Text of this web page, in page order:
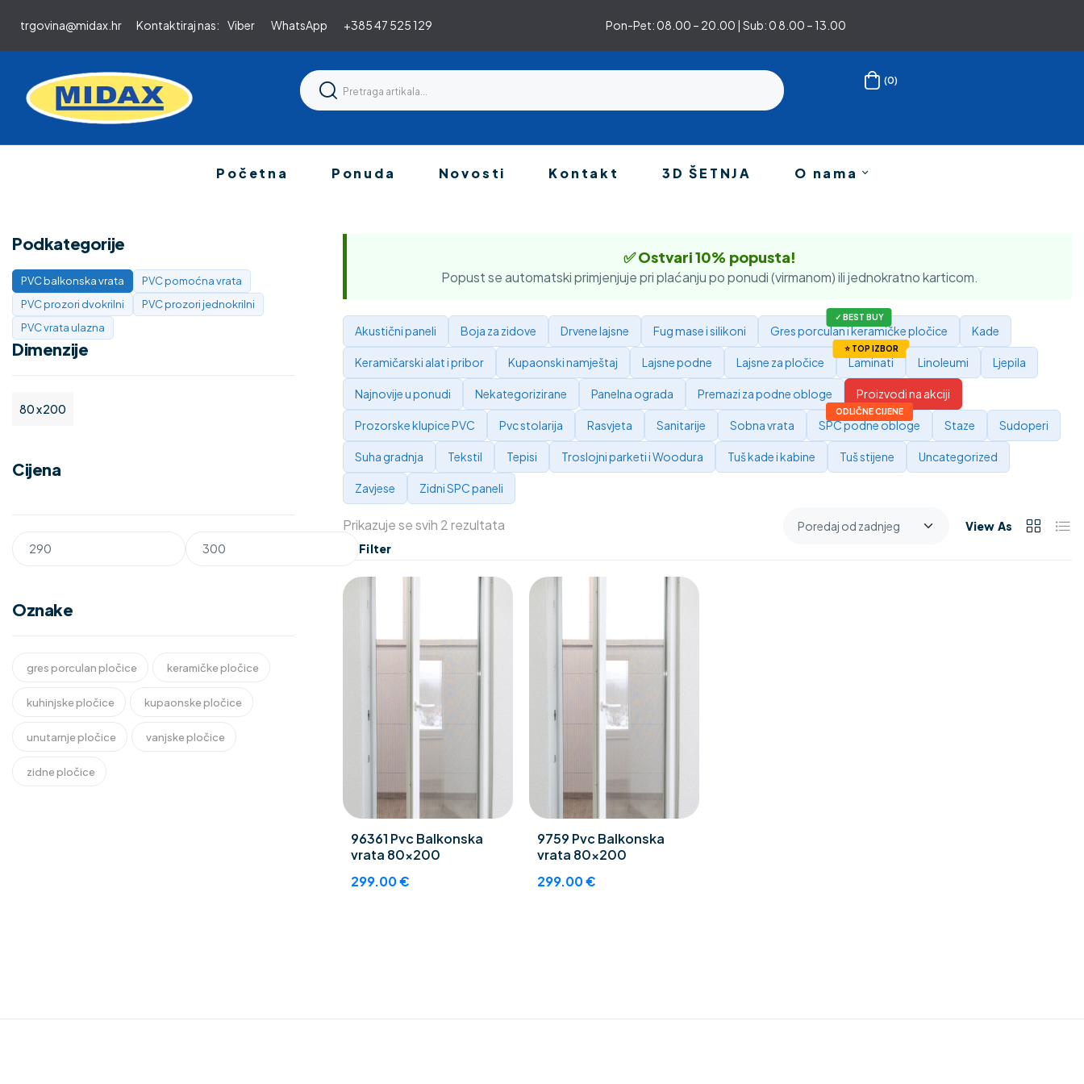
trgovina@midax.hr Kontaktiraj nas: Viber WhatsApp +385 47 525 129 Pon-Pet: 08.00 – 20.00 | Sub: 0 8.00 – 13.00
(0)
Početna Ponuda Novosti Kontakt 3D ŠETNJA O nama
✅ Ostvari 10% popusta!
Popust se automatski primjenjuje pri plaćanju po ponudi (virmanom) ili jednokratno karticom.
Akustični paneli Boja za zidove Drvene lajsne Fug mase i silikoni Gres porculan i keramičke pločice Kade
Keramičarski alat i pribor Kupaonski namještaj Lajsne podne Lajsne za pločice Laminati Linoleumi Ljepila
Najnovije u ponudi Nekategorizirane Panelna ograda Premazi za podne obloge Proizvodi na akciji
Prozorske klupice PVC Pvc stolarija Rasvjeta Sanitarije Sobna vrata SPC podne obloge Staze Sudoperi
Suha gradnja Tekstil Tepisi Troslojni parketi i Woodura Tuš kade i kabine Tuš stijene Uncategorized
Zavjese Zidni SPC paneli
Prikazuje se svih 2 rezultata View As
96361 Pvc Balkonska
vrata 80×200
299.00€
9759 Pvc Balkonska
vrata 80×200
299.00€
Podkategorije
PVC balkonska vrata
PVC pomoćna vrata
PVC prozori dvokrilni
PVC prozori jednokrilni
PVC vrata ulazna
Dimenzije
80 x 200
Cijena
Filter
Oznake
gres porculan pločice keramičke pločice
kuhinjske pločice kupaonske pločice
unutarnje pločice vanjske pločice
zidne pločice